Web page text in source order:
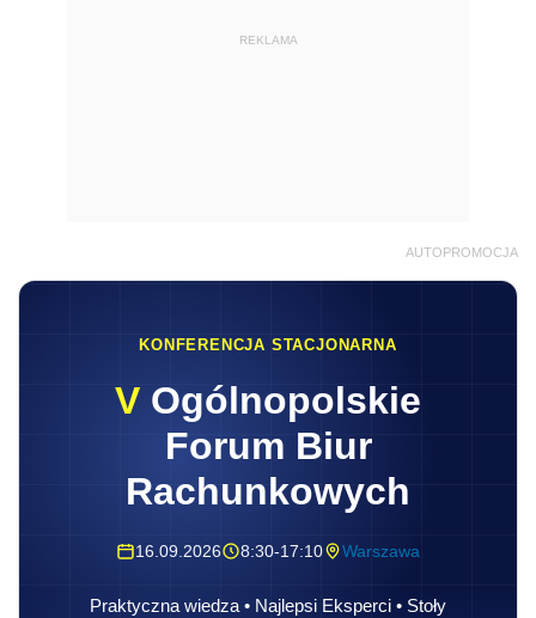
REKLAMA
AUTOPROMOCJA
KONFERENCJA STACJONARNA
V Ogólnopolskie
Forum Biur
Rachunkowych
16.09.2026 8:30-17:10 Warszawa
Praktyczna wiedza • Najlepsi Eksperci • Stoły